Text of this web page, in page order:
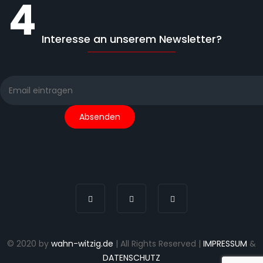
4 Interesse an unserem Newsletter?
© 2020 by wahn-witzig.de | All Rights Reserved | IMPRESSUM &
DATENSCHUTZ